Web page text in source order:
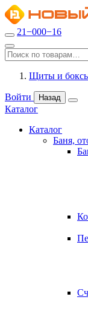
21−000−16
Щиты и
Войти Назад
Каталог
Каталог
Баня,